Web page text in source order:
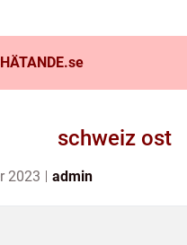
se
schweiz ost
2023 admin